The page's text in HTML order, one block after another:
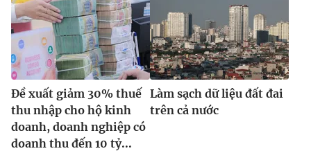
Đề xuất giảm 30% thuế
thu nhập cho hộ kinh
doanh, doanh nghiệp có
doanh thu đến 10 tỷ...
Làm sạch dữ liệu đất đai
trên cả nước